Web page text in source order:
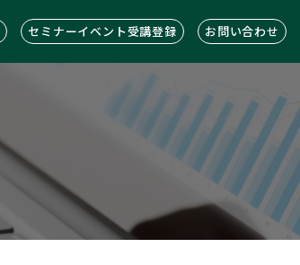
セミナーイベント受講登録 お問い合わせ